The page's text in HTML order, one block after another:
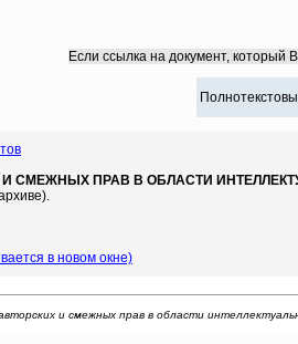
Если ссылка на документ, который
СМЕЖНЫХ ПРАВ В ОБЛАСТИ
в новом окне)
и смежных прав в области